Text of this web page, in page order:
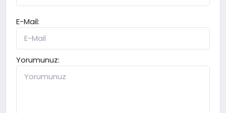
E-Mail:
Yorumunuz: